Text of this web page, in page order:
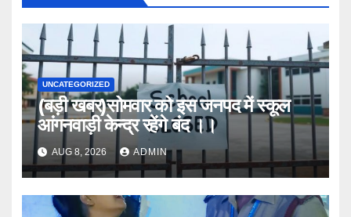
UNCATEGORIZED
(बड़ी खबर)सोमवार को इस जनपद में स्कूल
आंगनवाड़ी केन्द्र रहेंगे बंद ।।
AUG 8, 2026 ADMIN